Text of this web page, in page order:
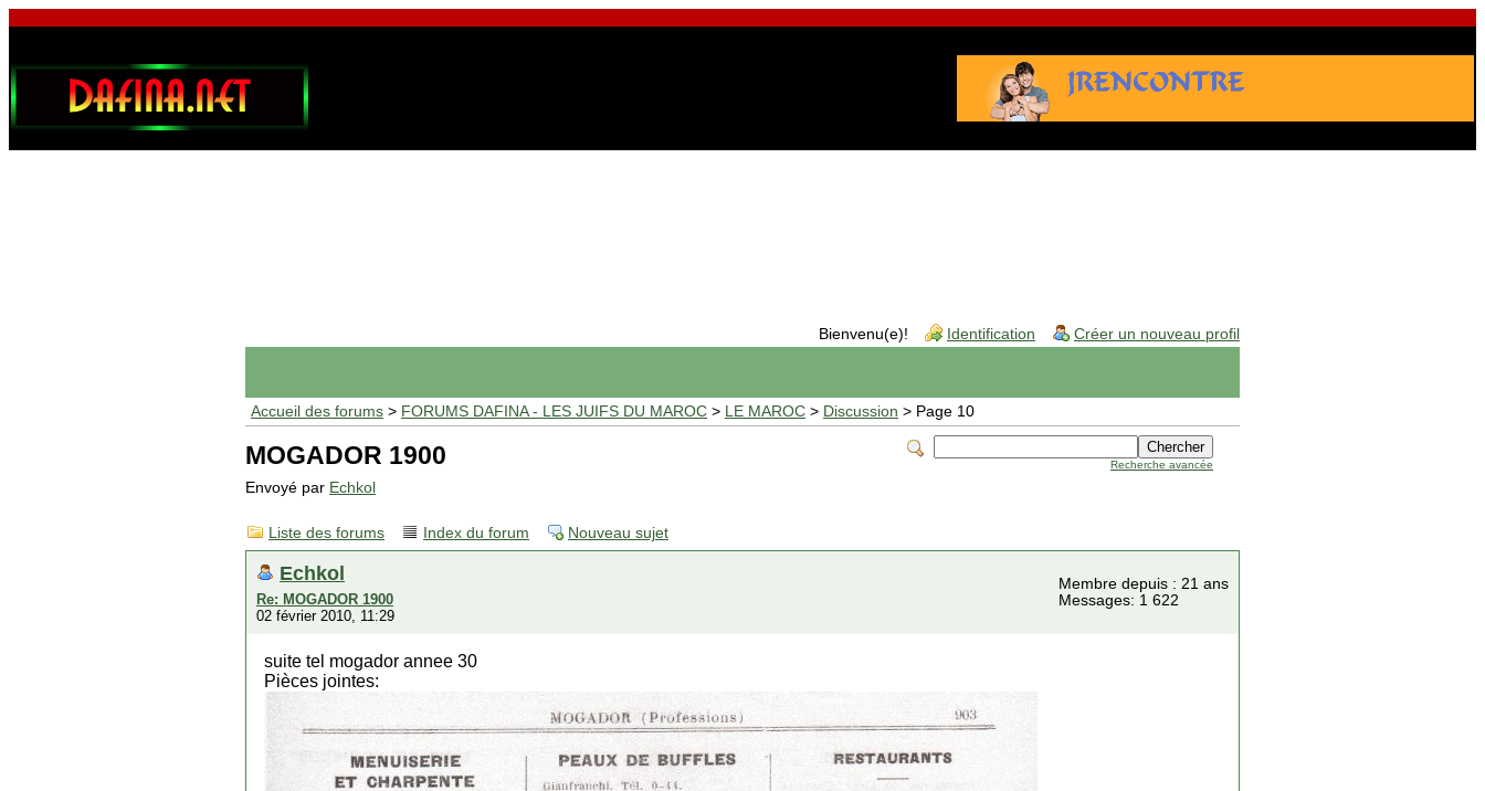
Bienvenu(e)! Identification Créer un nouveau profil
Accueil des forums > FORUMS DAFINA - LES JUIFS DU MAROC > LE MAROC > Discussion > Page 10
Recherche avancée
MOGADOR 1900
Envoyé par Echkol
Liste des forums Index du forum Nouveau sujet
Echkol
Re: MOGADOR 1900
02 février 2010, 11:29
Membre depuis : 21 ans
Messages: 1 622
suite tel mogador annee 30
Pièces jointes: